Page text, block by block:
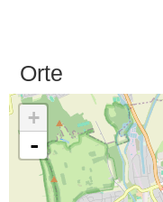
Orte
+
-